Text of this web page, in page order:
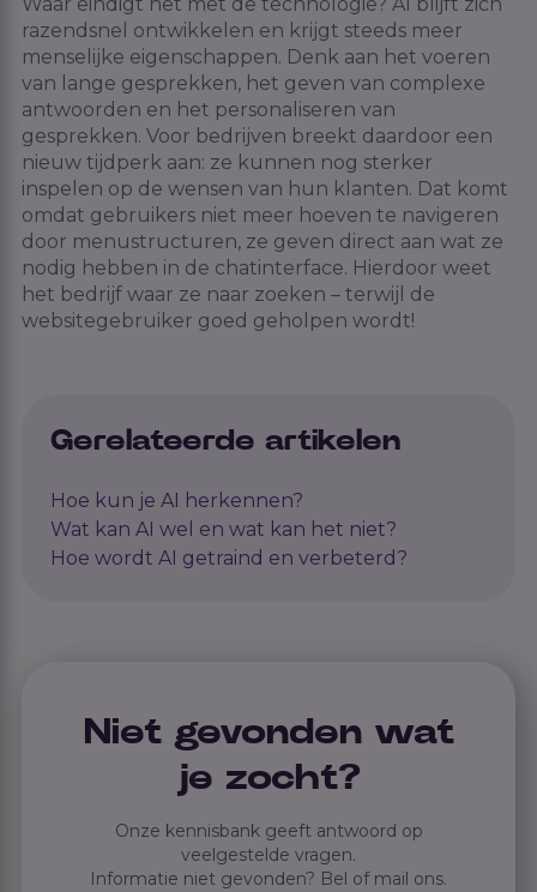
razendsnel ontwikkelen en krijgt steeds meer
menselijke eigenschappen. Denk aan het voeren
van lange gesprekken, het geven van complexe
antwoorden en het personaliseren van
gesprekken. Voor bedrijven breekt daardoor een
nieuw tijdperk aan: ze kunnen nog sterker
inspelen op de wensen van hun klanten. Dat komt
omdat gebruikers niet meer hoeven te navigeren
door menustructuren, ze geven direct aan wat ze
nodig hebben in de chatinterface. Hierdoor weet
het bedrijf waar ze naar zoeken – terwijl de
websitegebruiker goed geholpen wordt!
Gerelateerde artikelen
Hoe kun je AI herkennen?
Wat kan AI wel en wat kan het niet?
Hoe wordt AI getraind en verbeterd?
Niet gevonden wat
je zocht?
Onze kennisbank geeft antwoord op
veelgestelde vragen.
Informatie niet gevonden? Bel of mail ons.